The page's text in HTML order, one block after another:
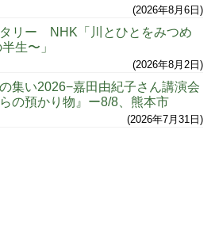
2026年8月6日
リー NHK「川とひとをみつめ
生〜」
2026年8月2日
集い2026−嘉田由紀子さん講演会
の預かり物』ー8/8、熊本市
2026年7月31日